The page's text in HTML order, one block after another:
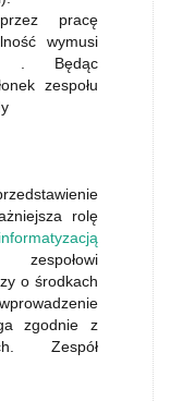
pracę
wymusi
. Będąc
zespołu
rolę
informatyzacją
o środkach
zgodnie z
Zespół